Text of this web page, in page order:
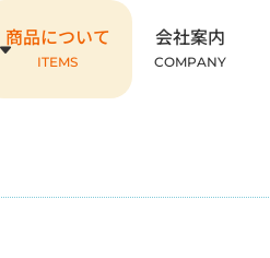
商品について
ITEMS
会社案内
COMPANY